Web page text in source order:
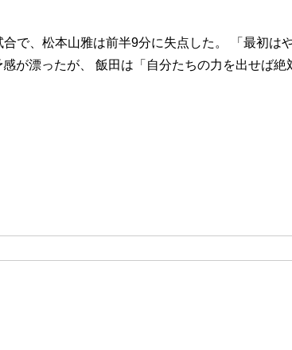
で、松本山雅は前半9分に失点した。 「最初は
が漂ったが、 飯田は「自分たちの力を出せば絶